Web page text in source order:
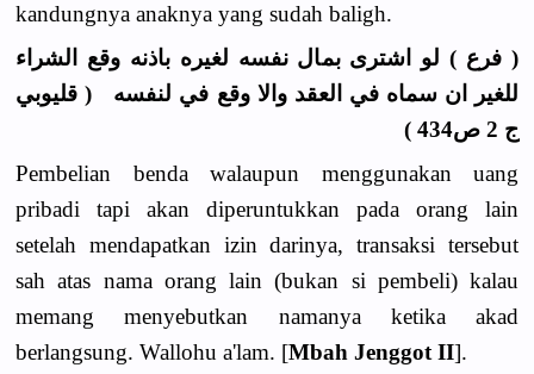
kandungnya anaknya yang sudah baligh.
( فرع ) لو اشترى بمال نفسه لغيره باذنه وقع الشراء
للغير ان سماه في العقد والا وقع في لنفسه ( قليوبي
ج 2 ص434 )
Pembelian benda walaupun menggunakan uang
pribadi tapi akan diperuntukkan pada orang lain
setelah mendapatkan izin darinya, transaksi tersebut
sah atas nama orang lain (bukan si pembeli) kalau
memang menyebutkan namanya ketika akad
berlangsung. Wallohu a'lam. [Mbah Jenggot II].